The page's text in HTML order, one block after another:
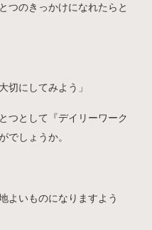
つのきっかけになれたらと
切にしてみよう」
つとして『デイリーワーク
でしょうか。
よいものになりますよう